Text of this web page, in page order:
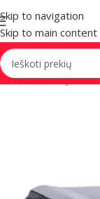
Skip to navigation
Skip to main content
Pradžia/Naujienos!